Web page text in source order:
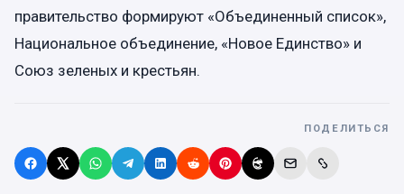
правительство формируют «Объединенный список»,
Национальное объединение, «Новое Единство» и
Союз зеленых и крестьян.
ПОДЕЛИТЬСЯ